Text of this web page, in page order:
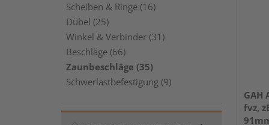
Scheiben & Ringe (16)
Dübel (25)
Winkel & Verbinder (31)
Beschläge (66)
Zaunbeschläge (35)
Schwerlastbefestigung (9)
GAH
fvz,